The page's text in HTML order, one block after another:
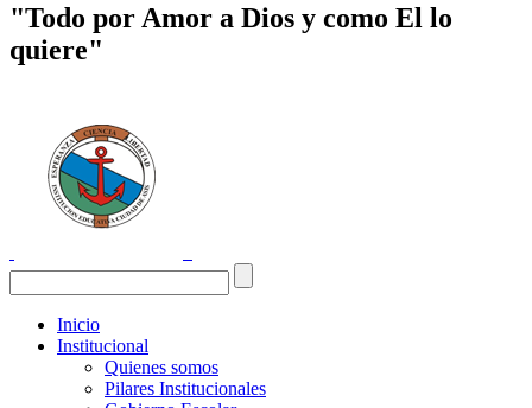
"Todo por Amor a Dios y como El lo
quiere"
Inicio
Institucional
Quienes somos
Pilares Institucionales